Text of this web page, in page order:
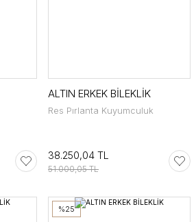
ALTIN ERKEK BİLEKLİK
Res Pırlanta Kuyumculuk
38.250,04 TL
51.000,05 TL
%25